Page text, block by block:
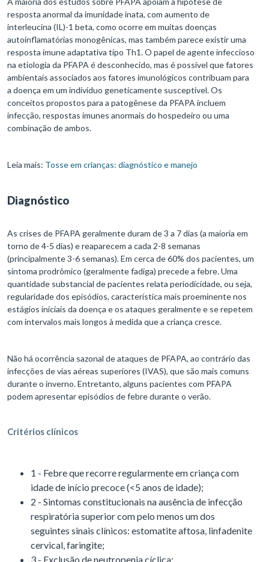
resposta anormal da imunidade inata, com aumento de
interleucina (IL)-1 beta, como ocorre em muitas doenças
autoinflamatórias monogênicas, mas também parece existir uma
resposta imune adaptativa tipo Th1. O papel de agente infeccioso
na etiologia da PFAPA é desconhecido, mas é possível que fatores
ambientais associados aos fatores imunológicos contribuam para
a doença em um indivíduo geneticamente susceptível. Os
conceitos propostos para a patogênese da PFAPA incluem
infecção, respostas imunes anormais do hospedeiro ou uma
combinação de ambos.
Leia mais: Tosse em crianças: diagnóstico e manejo
Diagnóstico
As crises de PFAPA geralmente duram de 3 a 7 dias (a maioria em
torno de 4-5 dias) e reaparecem a cada 2-8 semanas
(principalmente 3-6 semanas). Em cerca de 60% dos pacientes, um
sintoma prodrômico (geralmente fadiga) precede a febre. Uma
quantidade substancial de pacientes relata periodicidade, ou seja,
regularidade dos episódios, característica mais proeminente nos
estágios iniciais da doença e os ataques geralmente e se repetem
com intervalos mais longos à medida que a criança cresce.
Não há ocorrência sazonal de ataques de PFAPA, ao contrário das
infecções de vias aéreas superiores (IVAS), que são mais comuns
durante o inverno. Entretanto, alguns pacientes com PFAPA
podem apresentar episódios de febre durante o verão.
Critérios clínicos
1 - Febre que recorre regularmente em criança com
idade de início precoce (<5 anos de idade);
2 - Sintomas constitucionais na ausência de infecção
respiratória superior com pelo menos um dos
seguintes sinais clínicos: estomatite aftosa, linfadenite
cervical, faringite;
3 - Exclusão de neutropenia cíclica;